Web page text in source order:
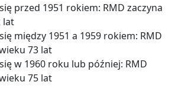
przed 1951 rokiem: RMD zaczyna
lat
między 1951 a 1959 rokiem: RMD
73 lat
w 1960 roku lub później: RMD
75 lat